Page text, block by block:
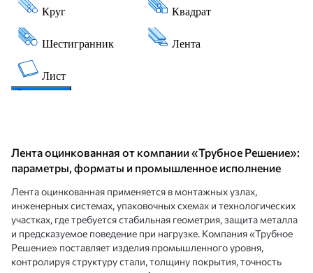
Лента оцинкованная от компании «Трубное Решение»:
параметры, форматы и промышленное исполнение
Лента оцинкованная применяется в монтажных узлах,
инженерных системах, упаковочных схемах и технологических
участках, где требуется стабильная геометрия, защита металла
и предсказуемое поведение при нагрузке. Компания «Трубное
Решение» поставляет изделия промышленного уровня,
контролируя структуру стали, толщину покрытия, точность